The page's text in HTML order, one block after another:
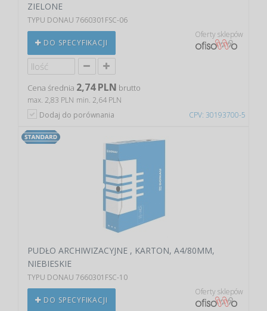
CPV: 30193700-5
ZIELONE
TYPU DONAU 7660301FSC-06
DO SPECYFIKACJI
Oferty sklepów
Cena średnia 2,74 PLN brutto
max. 2,83 PLN min. 2,64 PLN
Dodaj do porównania
PUDŁO ARCHIWIZACYJNE , KARTON, A4/80MM,
NIEBIESKIE
TYPU DONAU 7660301FSC-10
DO SPECYFIKACJI
Oferty sklepów